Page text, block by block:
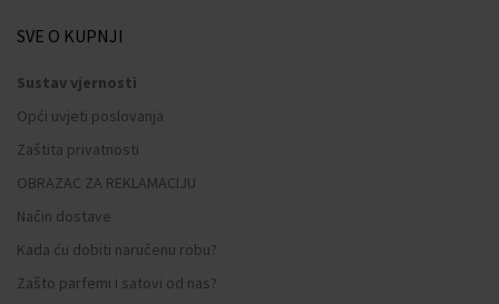
SVE O KUPNJI
Sustav vjernosti
Opći uvjeti poslovanja
Zaštita privatnosti
OBRAZAC ZA REKLAMACIJU
Način dostave
Kada ću dobiti naručenu robu?
Zašto parfemi i satovi od nas?